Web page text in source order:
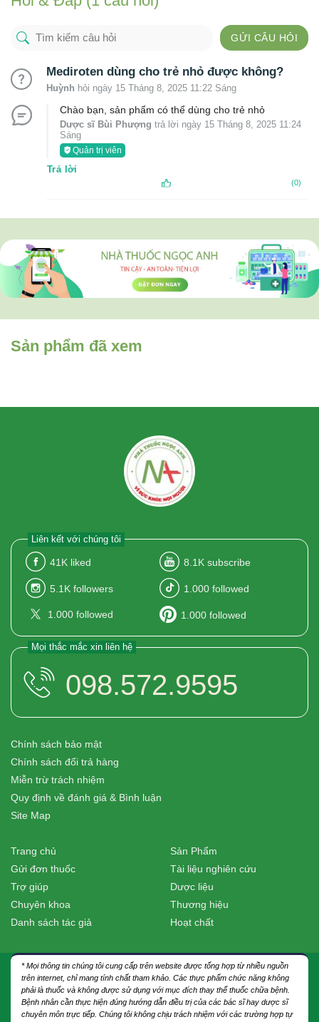
GỬI CÂU HỎI
Mediroten dùng cho trẻ nhỏ được không?
Huỳnh hỏi ngày 15 Tháng 8, 2025 11:22 Sáng
Chào bạn, sản phẩm có thể dùng cho trẻ nhỏ
Dược sĩ Bùi Phượng trả lời ngày 15 Tháng 8, 2025 11:24
Sáng
Quản trị viên
Trả lời
(0)
Sản phẩm đã xem
Liên kết với chúng tôi
41K liked 8.1K subscribe
5.1K followers 1.000 followed
1.000 followed 1.000 followed
Mọi thắc mắc xin liên hệ
098.572.9595
Chính sách bảo mật
Chính sách đổi trả hàng
Miễn trừ trách nhiệm
Quy định về đánh giá & Bình luận
Site Map
Trang chủ
Gửi đơn thuốc
Trợ giúp
Chuyên khoa
Danh sách tác giả
Sản Phẩm
Tài liệu nghiên cứu
Dược liệu
Thương hiệu
Hoạt chất
* Mọi thông tin chúng tôi cung cấp trên website được tổng hợp từ nhiều nguồn
trên internet, chỉ mang tính chất tham khảo. Các thực phẩm chức năng không
phải là thuốc và không được sử dụng với mục đích thay thế thuốc chữa bệnh.
Bệnh nhân cần thực hiện đúng hướng dẫn điều trị của các bác sĩ hay dược sĩ
chuyên môn trực tiếp. Chúng tôi không chịu trách nhiệm với các trường hợp tự